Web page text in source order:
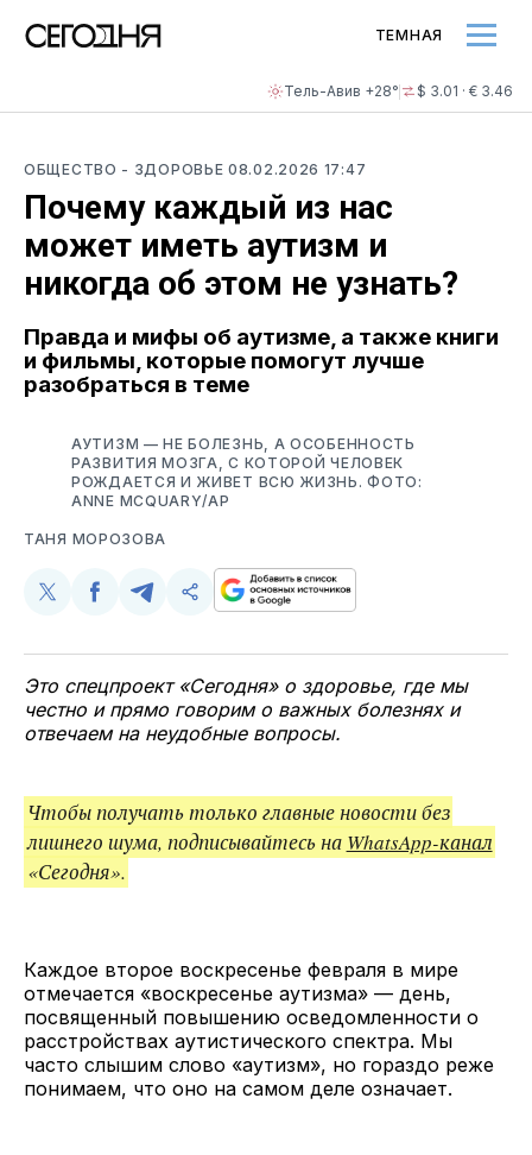
Тель-Авив +28° $ 3.01 · € 3.46
ТЕМНАЯ
ОБЩЕСТВО - ЗДОРОВЬЕ08.02.2026 17:47
Почему каждый из нас
может иметь аутизм и
никогда об этом не узнать?
Правда и мифы об аутизме, а также книги
и фильмы, которые помогут лучше
разобраться в теме
АУТИЗМ — НЕ БОЛЕЗНЬ, А ОСОБЕННОСТЬ
РАЗВИТИЯ МОЗГА, С КОТОРОЙ ЧЕЛОВЕК
РОЖДАЕТСЯ И ЖИВЕТ ВСЮ ЖИЗНЬ. ФОТО:
ANNE MCQUARY/AP
ТАНЯ МОРОЗОВА
Поделиться
Twitter
Поделиться
Facebook
Поделиться
Telegram
Скопируйте
поделитесь
ссылкой
Это спецпроект «Сегодня» о здоровье, где мы
честно и прямо говорим о важных болезнях и
отвечаем на неудобные вопросы.
Чтобы получать только главные новости без
лишнего шума, подписывайтесь на WhatsApp-канал
«Сегодня».
Каждое второе воскресенье февраля в мире
отмечается «воскресенье аутизма» — день,
посвященный повышению осведомленности о
расстройствах аутистического спектра. Мы
часто слышим слово «аутизм», но гораздо реже
понимаем, что оно на самом деле означает.